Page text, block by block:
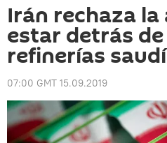
Irán rechaza
estar detrás
refinerías
07:00 GMT 15.09.2019